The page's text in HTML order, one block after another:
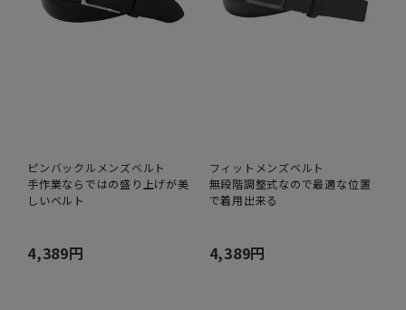
ピンバックルメンズベルト
手作業ならではの盛り上げが美
しいベルト
4,389円
フィットメンズベルト
無段階調整式なので最適な位置
で着用出来る
4,389円